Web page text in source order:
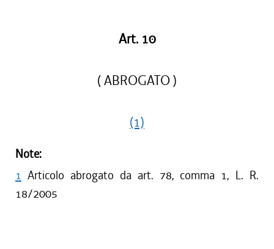
Art. 10
( ABROGATO )
(1)
Note:
1 Articolo abrogato da art. 78, comma 1, L. R.
18/2005